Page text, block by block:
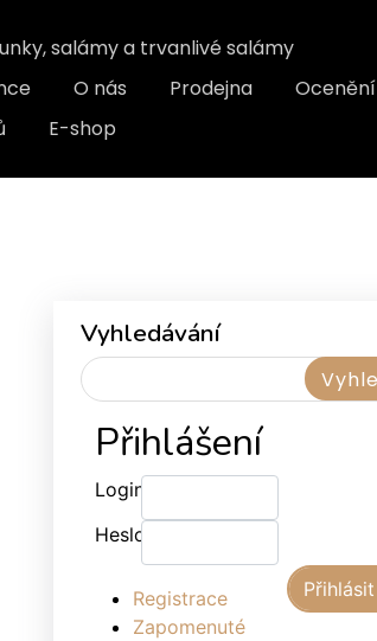
salámy a trvanlivé salámy
O nás Prodejna
Ocenění
E-shop
Vyhledávání
Přihlášení
Login:
Heslo:
Registrace
Zapomenuté